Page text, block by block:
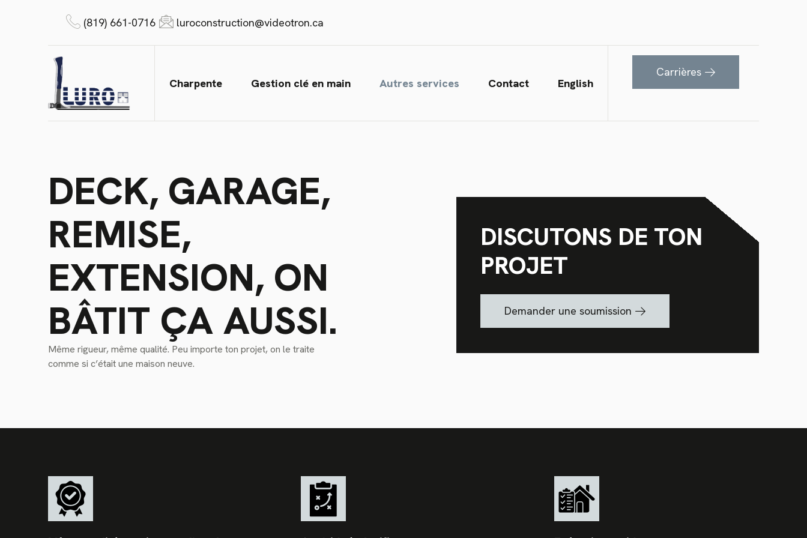
(819) 661-0716 luroconstruction@videotron.ca
Charpente Gestion clé en main Autres services Contact English
Carrières
DECK, GARAGE,
REMISE,
EXTENSION, ON
BÂTIT ÇA AUSSI.
Même rigueur, même qualité. Peu importe ton projet, on le traite
comme si c’était une maison neuve.
DISCUTONS DE TON
PROJET
Demander une soumission